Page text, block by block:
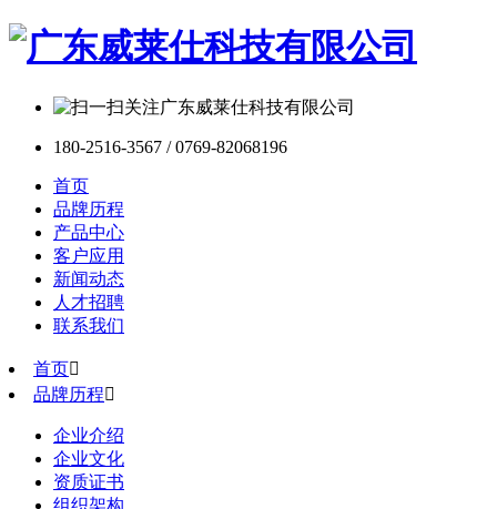
180-2516-3567 / 0769-82068196
首页
品牌历程
产品中心
客户应用
新闻动态
人才招聘
联系我们
首页
品牌历程
企业介绍
企业文化
资质证书
组织架构